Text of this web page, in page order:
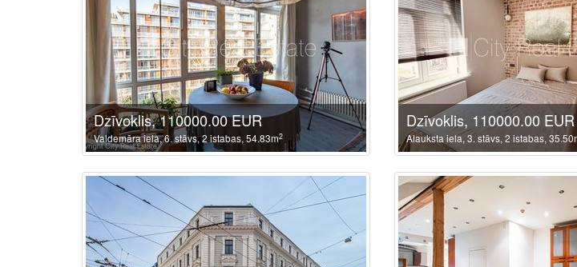
Dzīvoklis, 110000.00 EUR
Valdemāra iela, 6. stāvs, 2 istabas, 54.83m2
Dzīvoklis, 110000.00 EUR
Alauksta iela, 3. stāvs, 2 istabas,